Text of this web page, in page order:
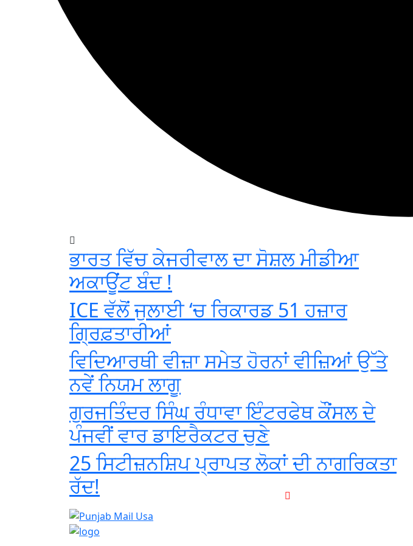
ਭਾਰਤ ਵਿੱਚ ਕੇਜਰੀਵਾਲ ਦਾ ਸੋਸ਼ਲ ਮੀਡੀਆ
ਅਕਾਊਂਟ ਬੰਦ !
ICE ਵੱਲੋਂ ਜੁਲਾਈ ‘ਚ ਰਿਕਾਰਡ 51 ਹਜ਼ਾਰ
ਗ੍ਰਿਫ਼ਤਾਰੀਆਂ
ਵਿਦਿਆਰਥੀ ਵੀਜ਼ਾ ਸਮੇਤ ਹੋਰਨਾਂ ਵੀਜ਼ਿਆਂ ਉੱਤੇ
ਨਵੇਂ ਨਿਯਮ ਲਾਗੂ
ਗੁਰਜਤਿੰਦਰ ਸਿੰਘ ਰੰਧਾਵਾ ਇੰਟਰਫੇਥ ਕੌਂਸਲ ਦੇ
ਪੰਜਵੀਂ ਵਾਰ ਡਾਇਰੈਕਟਰ ਚੁਣੇ
25 ਸਿਟੀਜ਼ਨਸ਼ਿਪ ਪ੍ਰਾਪਤ ਲੋਕਾਂ ਦੀ ਨਾਗਰਿਕਤਾ
ਰੱਦ!